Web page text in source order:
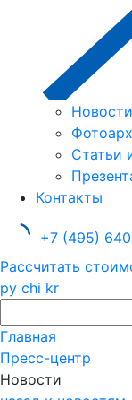
Новости
Статьи
Контакты
+7 (495)
Рассчитать
ру chi kr
Главная
Пресс-центр
Новости